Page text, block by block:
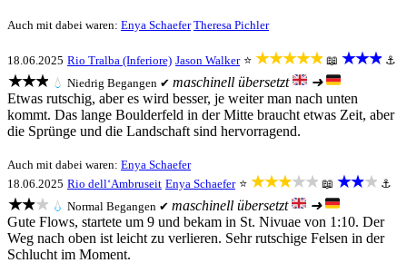
Auch mit dabei waren: Enya Schaefer Theresa Pichler
18.06.2025 Rio Tralba (Inferiore) Jason Walker ⭐ ★★★★★ 📖 ★★★ ⚓
★★★ 💧 Niedrig Begangen ✔ maschinell übersetzt
➜
Etwas rutschig, aber es wird besser, je weiter man nach unten
kommt. Das lange Boulderfeld in der Mitte braucht etwas Zeit, aber
die Sprünge und die Landschaft sind hervorragend.
Auch mit dabei waren: Enya Schaefer
18.06.2025 Rio dell‘Ambruseit Enya Schaefer ⭐ ★★★★★ 📖 ★★★ ⚓
★★★ 💧 Normal Begangen ✔ maschinell übersetzt
➜
Gute Flows, startete um 9 und bekam in St. Nivuae von 1:10. Der
Weg nach oben ist leicht zu verlieren. Sehr rutschige Felsen in der
Schlucht im Moment.